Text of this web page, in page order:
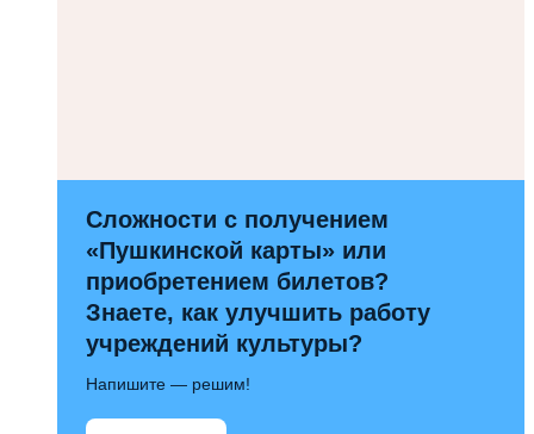
Сложности с получением
«Пушкинской карты» или
приобретением билетов?
Знаете, как улучшить работу
учреждений культуры?
Напишите — решим!